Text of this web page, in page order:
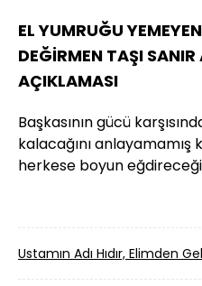
EL YUMRUĞU
DEĞİRMEN TAŞI
AÇIKLAMASI
Başkasının gücü
kalacağını anlayamamış
herkese boyun
Ustamın Adı Hıdır, Elimden